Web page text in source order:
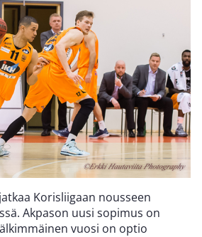
Korisliigaan nousseen
Akpason uusi sopimus on
vuosi on optio